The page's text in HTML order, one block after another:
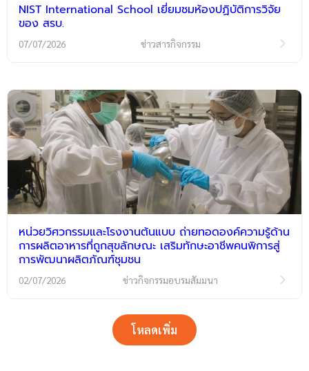
NIST International School เยี่ยมชมห้องปฏิบัติการวิจัย
ของ สรบ.
07/07/2026 ข่าวสารกิจกรรม
หน่วยวิศวกรรมและโรงงานต้นแบบ ถ่ายทอดองค์ความรู้ด้าน
การผลิตอาหารที่ถูกสุขลักษณะ เสริมทักษะอาชีพคนพิการสู่
การพัฒนาผลิตภัณฑ์ชุมชน
02/07/2026 ข่าวกิจกรรมอบรมสัมมนา
โหลดเพิ่ม